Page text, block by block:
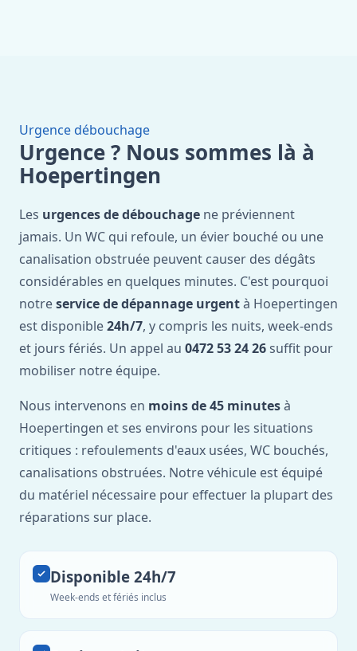
Urgence débouchage
Urgence ? Nous sommes là à
Hoepertingen
Les urgences de débouchage ne préviennent
jamais. Un WC qui refoule, un évier bouché ou une
canalisation obstruée peuvent causer des dégâts
considérables en quelques minutes. C'est pourquoi
notreservice de dépannage urgentà Hoepertingen
est disponible24h/7, y compris les nuits, week-ends
et jours fériés. Un appel au 0472 53 24 26 suffit pour
mobiliser notre équipe.
Nous intervenons en moins de 45 minutesà
Hoepertingen et ses environs pour les situations
critiques : refoulements d'eaux usées, WC bouchés,
canalisations obstruées. Notre véhicule est équipé
du matériel nécessaire pour effectuer la plupart des
réparations sur place.
Disponible 24h/7
Week-ends et fériés inclus